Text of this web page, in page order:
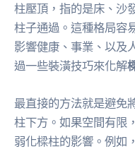
柱壓頂，指的是床、沙
柱子通過。這種格局容
影響健康、事業、以及
過一些裝潢技巧來化解
最直接的方法就是避免
柱下方。如果空間有限
弱化樑柱的影響。例如